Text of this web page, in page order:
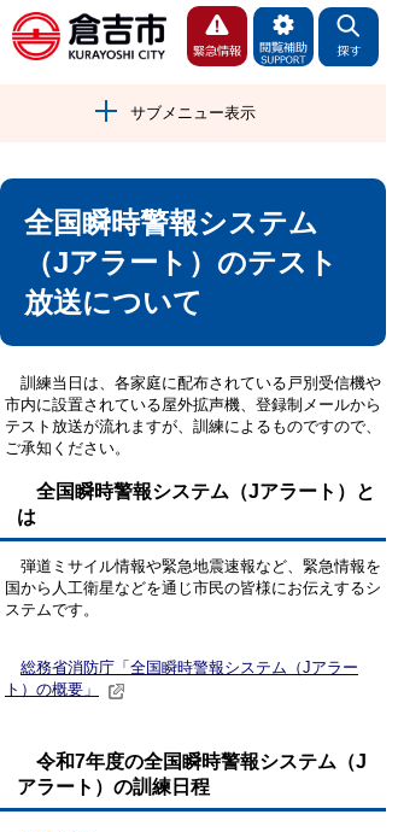
サブメニュー表示
全国瞬時警報システム
（Jアラート）のテスト
放送について
訓練当日は、各家庭に配布されている戸別受信機や
市内に設置されている屋外拡声機、登録制メールから
テスト放送が流れますが、訓練によるものですので、
ご承知ください。
全国瞬時警報システム（Jアラート）と
は
弾道ミサイル情報や緊急地震速報など、緊急情報を
国から人工衛星などを通じ市民の皆様にお伝えするシ
ステムです。
総務省消防庁「全国瞬時警報システム（Jアラー
ト）の概要」
令和7年度の全国瞬時警報システム（J
アラート）の訓練日程